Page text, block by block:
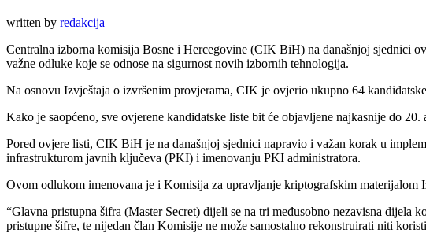
written by redakcija
Centralna izborna komisija Bosne i Hercegovine (CIK BiH) na današnjoj sjednici
važne odluke koje se odnose na sigurnost novih izbornih tehnologija.
Na osnovu Izvještaja o izvršenim provjerama, CIK je ovjerio ukupno 64
Kako je saopćeno, sve ovjerene kandidatske liste bit će objavljene najkasnije do
Pored ovjere listi, CIK BiH je na današnjoj sjednici napravio i važan korak u
infrastrukturom javnih ključeva (PKI) i imenovanju PKI administratora.
Ovom odlukom imenovana je i Komisija za upravljanje kriptografskim materijalom
“Glavna pristupna šifra (Master Secret) dijeli se na tri međusobno nezavisna
pristupne šifre, te nijedan član Komisije ne može samostalno rekonstruirati niti